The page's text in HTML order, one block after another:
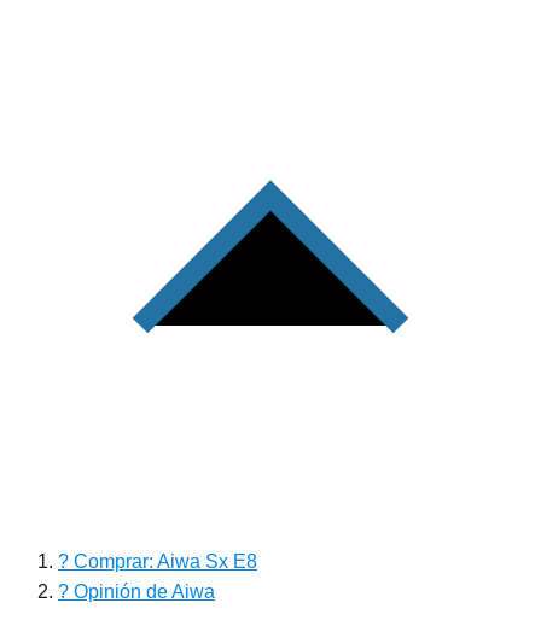
? Comprar: Aiwa Sx E8
? Opinión de Aiwa